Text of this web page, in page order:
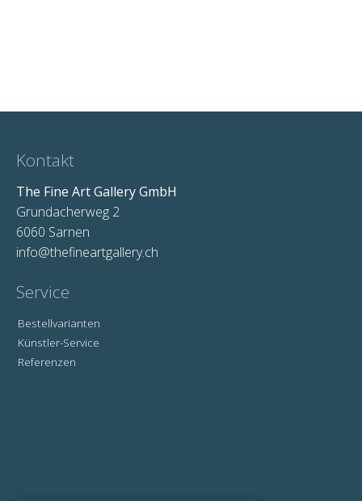
Kontakt
The Fine Art Gallery GmbH
Grundacherweg 2
6060 Sarnen
info@thefineartgallery.ch
Service
Bestellvarianten
Künstler-Service
Referenzen